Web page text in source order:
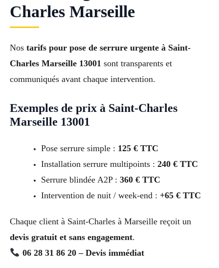
Charles Marseille
Nos tarifs pour pose de serrure urgente à Saint-
Charles Marseille 13001 sont transparents et
communiqués avant chaque intervention.
Exemples de prix à Saint-Charles
Marseille 13001
Pose serrure simple : 125 € TTC
Installation serrure multipoints : 240 € TTC
Serrure blindée A2P : 360 € TTC
Intervention de nuit / week-end : +65 € TTC
Chaque client à Saint-Charles à Marseille reçoit un
devis gratuit et sans engagement.
06 28 31 86 20 – Devis immédiat